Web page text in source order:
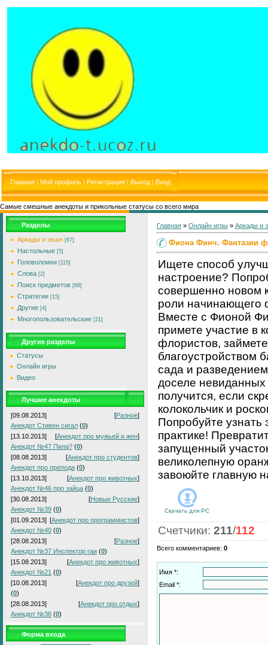
Главная | Мой профиль | Регистрация | Выход | Вход
Самые смешные анекдоты и прикольные статусы со всего мира
Разделы
Аркады и экшн [67]
Настольные [5]
Головоломки [115]
Слова [2]
Поиск предметов [68]
Стратегии [15]
Другие [4]
Многопользовательские [21]
Другие разделы
Статусы
Онлайн игры
Видео
Лучшие анекдоты
[09.08.2013] [Разное]
Анекдот Стивен сигал (0)
[13.10.2013]
[Анекдот про мужьей и жен]
Анекдот №47 Пила? (0)
[08.08.2013]
[Анекдот про студентов]
Анекдот про препода (0)
[13.10.2013]
[Анекдот про животных]
Анекдот №46 про зайца (0)
[30.08.2013]
[Новые Русские]
Анекдот №39 (0)
[01.09.2013] [Анекдот про программистов]
Анекдот №40 (0)
[28.08.2013]
[Разное]
Анекдот №37 Инспектор гаи (0)
[15.08.2013]
[Анекдот про животных]
Анекдот №21 (0)
[10.08.2013]
[Анекдот про друзей]
(0)
[28.08.2013]
[Анекдот про отдых]
Анекдот №38 (0)
Форма входа
Главная » Онлайн игры » Аркады и
Фиона Финч. Фантазии
Ищете способ
настроение?
совершенно новом
роли начинающего
Вместе с Фионой
примете участие в
флористов,
благоустройством
сада и
доселе невиданных
получится, если
колокольчик и
Попробуйте узнать
практике!
запущенный
великолепную
завоюйте главную
Скачать для PC
Счетчики: 211/112
Всего комментариев: 0
Имя *:
Email *: